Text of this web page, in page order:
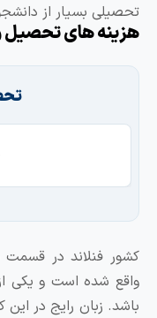
بسیار از دانشجویان
های تحصیل و
تحصیل
تحصیل
در قسمت شمالی
است و یکی از مرفه‌
زبان رایج در این کشور